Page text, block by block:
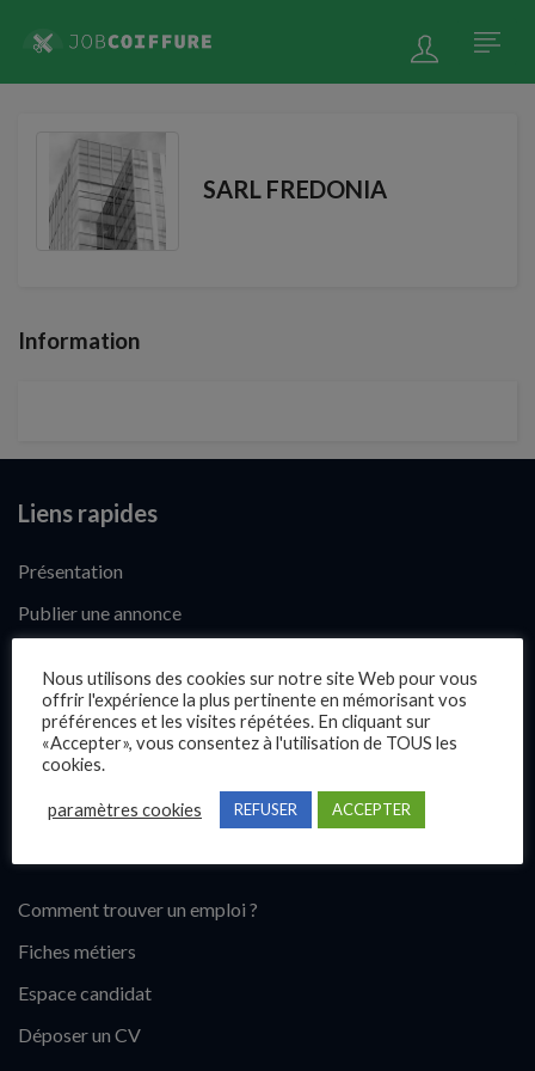
SARL FREDONIA
Information
Liens rapides
Présentation
Publier une annonce
Questions fréquentes
Blog
Comment trouver un emploi ?
Fiches métiers
Espace candidat
Déposer un CV
Nous utilisons des cookies sur notre site Web pour vous
offrir l'expérience la plus pertinente en mémorisant vos
préférences et les visites répétées. En cliquant sur
«Accepter», vous consentez à l'utilisation de TOUS les
cookies.
paramètres cookies REFUSER ACCEPTER